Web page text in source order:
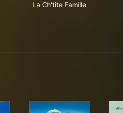
La Ch'tite Famille